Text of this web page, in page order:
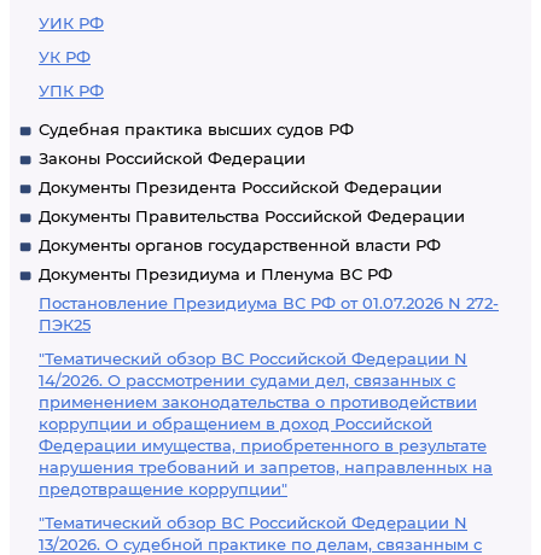
УИК РФ
УК РФ
УПК РФ
Судебная практика высших судов РФ
Законы Российской Федерации
Документы Президента Российской Федерации
Документы Правительства Российской Федерации
Документы органов государственной власти РФ
Документы Президиума и Пленума ВС РФ
Постановление Президиума ВС РФ от 01.07.2026 N 272-
ПЭК25
"Тематический обзор ВС Российской Федерации N
14/2026. О рассмотрении судами дел, связанных с
применением законодательства о противодействии
коррупции и обращением в доход Российской
Федерации имущества, приобретенного в результате
нарушения требований и запретов, направленных на
предотвращение коррупции"
"Тематический обзор ВС Российской Федерации N
13/2026. О судебной практике по делам, связанным с